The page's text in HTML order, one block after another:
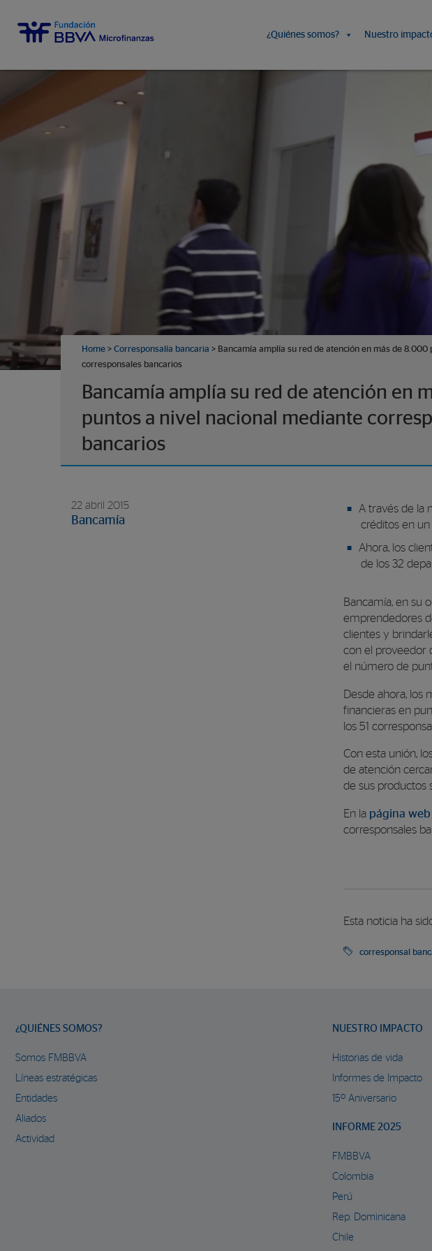
¿Quiénes somos? Nuestro
Home > Corresponsalía bancaria > Bancamía amplía su red de atención en más de
corresponsales bancarios
Bancamía amplía su red de atención en
puntos a nivel nacional mediante
bancarios
22 abril 2015
Bancamía
A través de la
créditos en
Ahora, los
de los 32
Bancamía, en su
emprendedores
clientes y
con el proveedor
el número de
Desde ahora, los
financieras en
los 51
Con esta unión,
de atención
de sus productos
En la página
corresponsales
Esta noticia ha
corresponsal
¿QUIÉNES SOMOS?
Somos FMBBVA
Líneas estratégicas
Entidades
Aliados
Actividad
NUESTRO IMPACTO
Historias de vida
Informes de Impacto
15º Aniversario
INFORME 2025
FMBBVA
Colombia
Perú
Rep. Dominicana
Chile